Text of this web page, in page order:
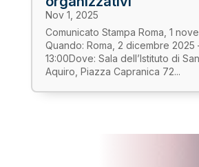
Nov 1, 2025
Comunicato Stampa Roma, 1
Quando: Roma, 2 dicembre 2025
13:00Dove: Sala dell’Istituto di
Aquiro, Piazza Capranica 72...